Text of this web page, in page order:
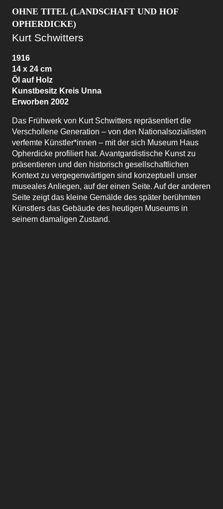
OHNE TITEL (LANDSCHAFT UND HOF
OPHERDICKE)
Kurt Schwitters
1916
14 x 24 cm
Öl auf Holz
Kunstbesitz Kreis Unna
Erworben 2002
Das Frühwerk von Kurt Schwitters repräsentiert die
Verschollene Generation – von den Nationalsozialisten
verfemte Künstler*innen – mit der sich Museum Haus
Opherdicke profiliert hat. Avantgardistische Kunst zu
präsentieren und den historisch gesellschaftlichen
Kontext zu vergegenwärtigen sind konzeptuell unser
museales Anliegen, auf der einen Seite. Auf der anderen
Seite zeigt das kleine Gemälde des später berühmten
Künstlers das Gebäude des heutigen Museums in
seinem damaligen Zustand.